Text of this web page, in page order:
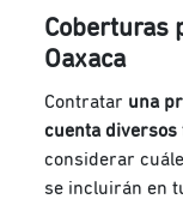
Coberturas
Oaxaca
Contratar una
cuenta diversos
considerar
se incluirán en